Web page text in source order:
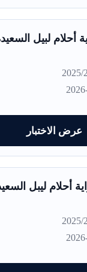
أحلام لبيل
عرض الاختبار
أحلام ليبل